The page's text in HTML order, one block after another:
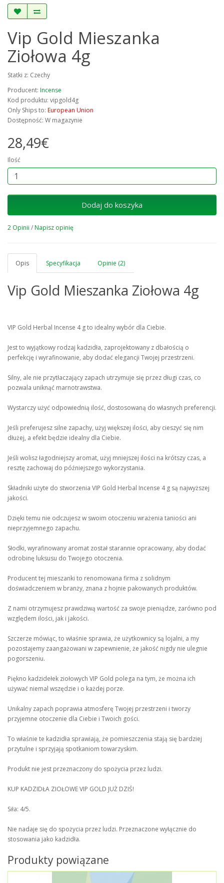
Vip Gold Mieszanka
Ziołowa 4g
Statki z: Czechy
Producent: Incense
Kod produktu: vipgold4g
Only Ships to: European Union
Dostępność: W magazynie
28,49€
Ilość
Dodaj do koszyka
2 Opinii /Napisz opinię
Opis Specyfikacja Opinie (2)
Vip Gold Mieszanka Ziołowa 4g
VIP Gold Herbal Incense 4 g to idealny wybór dla Ciebie.
Jest to wyjątkowy rodzaj kadzidła, zaprojektowany z dbałością o
perfekcję i wyrafinowanie, aby dodać elegancji Twojej przestrzeni.
Silny, ale nie przytłaczający zapach utrzymuje się przez długi czas, co
pozwala uniknąć marnotrawstwa.
Wystarczy użyć odpowiednią ilość, dostosowaną do własnych preferencji.
Jeśli preferujesz silne zapachy, użyj większej ilości, aby cieszyć się nim
dłużej, a efekt będzie idealny dla Ciebie.
Jeśli wolisz łagodniejszy aromat, użyj mniejszej ilości na krótszy czas, a
resztę zachowaj do późniejszego wykorzystania.
Składniki użyte do stworzenia VIP Gold Herbal Incense 4 g są najwyższej
jakości.
Dzięki temu nie odczujesz w swoim otoczeniu wrażenia taniości ani
nieprzyjemnego zapachu.
Słodki, wyrafinowany aromat został starannie opracowany, aby dodać
odrobinę luksusu do Twojego otoczenia.
Producent tej mieszanki to renomowana firma z solidnym
doświadczeniem w branży, znana z hojnie pakowanych produktów.
Z nami otrzymujesz prawdziwą wartość za swoje pieniądze, zarówno pod
względem ilości, jak i jakości.
Szczerze mówiąc, to właśnie sprawia, że użytkownicy są lojalni, a my
pozostajemy zaangażowani w zapewnienie, że jakość nigdy nie ulegnie
pogorszeniu.
Piękno kadzidełek ziołowych VIP Gold polega na tym, że można ich
używać niemal wszędzie i o każdej porze.
Unikalny zapach poprawia atmosferę Twojej przestrzeni i tworzy
przyjemne otoczenie dla Ciebie i Twoich gości.
To właśnie te kadzidła sprawiają, że pomieszczenia stają się bardziej
przytulne i sprzyjają spotkaniom towarzyskim.
Produkt nie jest przeznaczony do spożycia przez ludzi.
KUP KADZIDŁA ZIOŁOWE VIP GOLD JUŻ DZIŚ!
Siła: 4/5.
Nie nadaje się do spożycia przez ludzi. Przeznaczone wyłącznie do
stosowania jako kadzidła.
Produkty powiązane